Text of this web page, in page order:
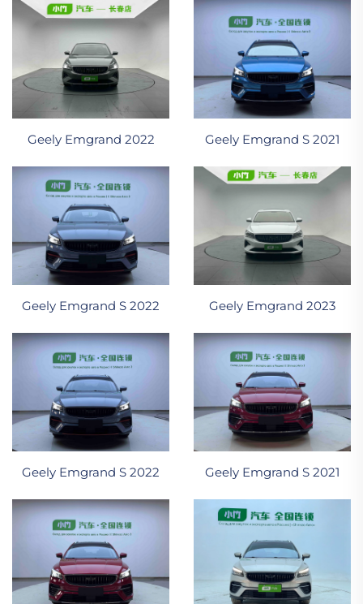
Geely Emgrand 2022 Geely Emgrand S 2021
Geely Emgrand S 2022 Geely Emgrand 2023
Geely Emgrand S 2022 Geely Emgrand S 2021